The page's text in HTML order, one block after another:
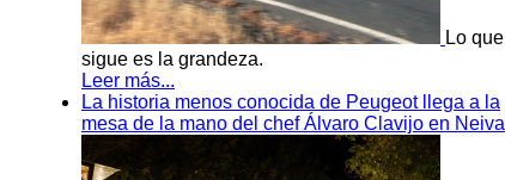
Lo que
sigue es la grandeza.
Leer más...
La historia menos conocida de Peugeot llega a la
mesa de la mano del chef Álvaro Clavijo en Neiva